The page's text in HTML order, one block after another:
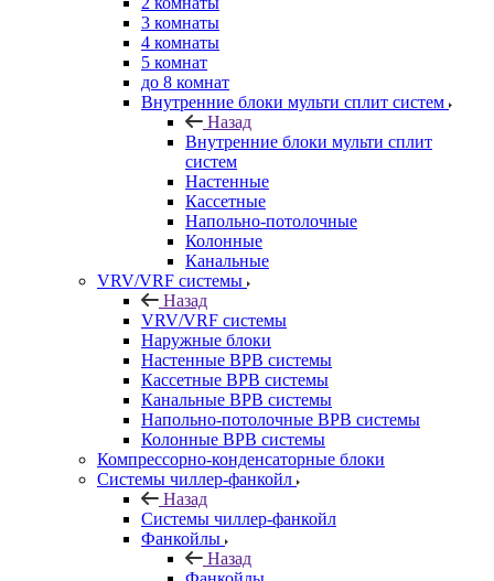
3 комнаты
4 комнаты
5 комнат
до 8 комнат
Внутренние блоки мульти сплит систем
Назад
Внутренние блоки мульти сплит
систем
Настенные
Кассетные
Напольно-потолочные
Колонные
Канальные
VRV/VRF системы
Назад
VRV/VRF системы
Наружные блоки
Настенные ВРВ системы
Кассетные ВРВ системы
Канальные ВРВ системы
Напольно-потолочные ВРВ системы
Колонные ВРВ системы
Компрессорно-конденсаторные блоки
Системы чиллер-фанкойл
Назад
Системы чиллер-фанкойл
Фанкойлы
Назад